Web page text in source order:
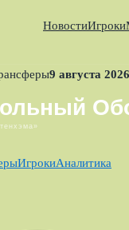
НовостиИгроки
9 августа 2026
ИгрокиАналитика